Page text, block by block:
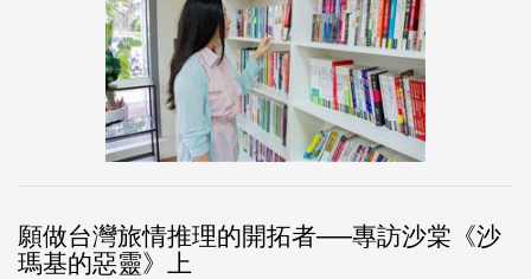
願做台灣旅情推理的開拓者──專訪沙棠《沙
瑪基的惡靈》上